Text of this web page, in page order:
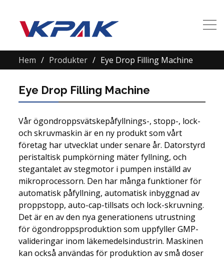
Hem Produkter Eye Drop Filling Machine
Eye Drop Filling Machine
Vår ögondroppsvätskepåfyllnings-, stopp-, lock-
och skruvmaskin är en ny produkt som vårt
företag har utvecklat under senare år. Datorstyrd
peristaltisk pumpkörning mäter fyllning, och
stegantalet av stegmotor i pumpen inställd av
mikroprocessorn. Den har många funktioner för
automatisk påfyllning, automatisk inbyggnad av
proppstopp, auto-cap-tillsats och lock-skruvning.
Det är en av den nya generationens utrustning
för ögondroppsproduktion som uppfyller GMP-
valideringar inom läkemedelsindustrin. Maskinen
kan också användas för produktion av små doser